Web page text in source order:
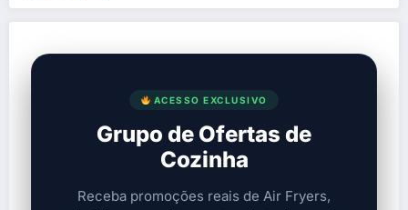
ACESSO EXCLUSIVO
Grupo de Ofertas de
Cozinha
Receba promoções reais de Air Fryers,